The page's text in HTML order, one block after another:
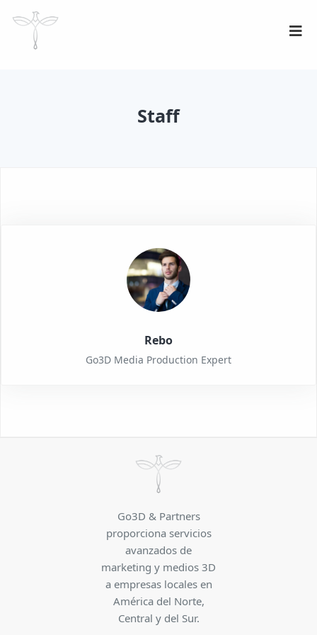
Staff
Rebo
Go3D Media Production Expert
Go3D & Partners
proporciona servicios
avanzados de
marketing y medios 3D
a empresas locales en
América del Norte,
Central y del Sur.